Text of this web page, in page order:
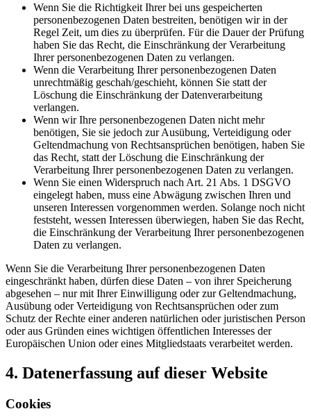
Wenn Sie die Richtigkeit Ihrer bei uns gespeicherten
personenbezogenen Daten bestreiten, benötigen wir in der
Regel Zeit, um dies zu überprüfen. Für die Dauer der Prüfung
haben Sie das Recht, die Einschränkung der Verarbeitung
Ihrer personenbezogenen Daten zu verlangen.
Wenn die Verarbeitung Ihrer personenbezogenen Daten
unrechtmäßig geschah/geschieht, können Sie statt der
Löschung die Einschränkung der Datenverarbeitung
verlangen.
Wenn wir Ihre personenbezogenen Daten nicht mehr
benötigen, Sie sie jedoch zur Ausübung, Verteidigung oder
Geltendmachung von Rechtsansprüchen benötigen, haben Sie
das Recht, statt der Löschung die Einschränkung der
Verarbeitung Ihrer personenbezogenen Daten zu verlangen.
Wenn Sie einen Widerspruch nach Art. 21 Abs. 1 DSGVO
eingelegt haben, muss eine Abwägung zwischen Ihren und
unseren Interessen vorgenommen werden. Solange noch nicht
feststeht, wessen Interessen überwiegen, haben Sie das Recht,
die Einschränkung der Verarbeitung Ihrer personenbezogenen
Daten zu verlangen.
Wenn Sie die Verarbeitung Ihrer personenbezogenen Daten
eingeschränkt haben, dürfen diese Daten – von ihrer Speicherung
abgesehen – nur mit Ihrer Einwilligung oder zur Geltendmachung,
Ausübung oder Verteidigung von Rechtsansprüchen oder zum
Schutz der Rechte einer anderen natürlichen oder juristischen Person
oder aus Gründen eines wichtigen öffentlichen Interesses der
Europäischen Union oder eines Mitgliedstaats verarbeitet werden.
4. Datenerfassung auf dieser Website
Cookies